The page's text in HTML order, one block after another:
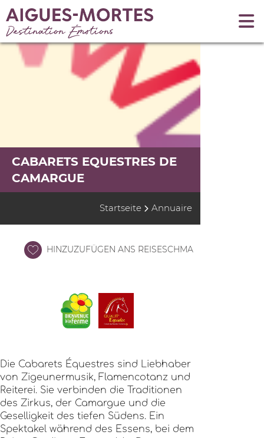
CABARETS EQUESTRES DE
CAMARGUE
Startseite Annuaire
HINZUZUFÜGEN ANS REISESCHMA
Die Cabarets Équestres sind Liebhaber
von Zigeunermusik, Flamencotanz und
Reiterei. Sie verbinden die Traditionen
des Zirkus, der Camargue und die
Geselligkeit des tiefen Südens. Ein
Spektakel während des Essens, bei dem